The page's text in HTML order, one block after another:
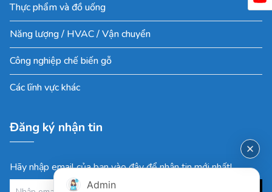
Thực phẩm và đồ uống
Năng lượng / HVAC / Vận chuyển
Công nghiệp chế biến gỗ
Các lĩnh vực khác
Đăng ký nhận tin
Hãy nhập email của bạn vào đây để nhận tin mới nhất!
Admin